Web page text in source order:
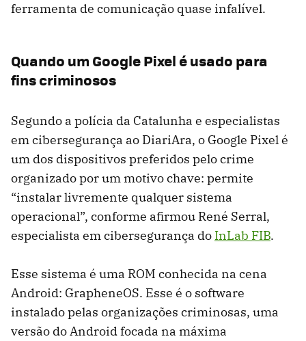
ferramenta de comunicação quase infalível.
Quando um Google Pixel é usado para
fins criminosos
Segundo a polícia da Catalunha e especialistas
em cibersegurança ao DiariAra, o Google Pixel é
um dos dispositivos preferidos pelo crime
organizado por um motivo chave: permite
“instalar livremente qualquer sistema
operacional”, conforme afirmou René Serral,
especialista em cibersegurança do InLab FIB.
Esse sistema é uma ROM conhecida na cena
Android: GrapheneOS. Esse é o software
instalado pelas organizações criminosas, uma
versão do Android focada na máxima